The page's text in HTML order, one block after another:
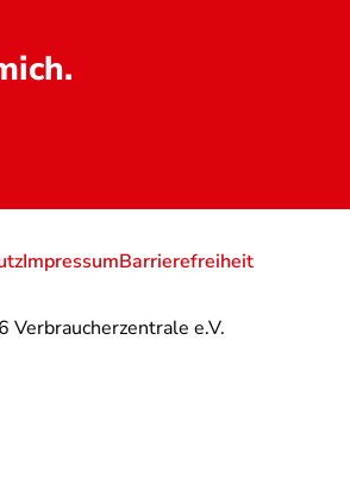
Verbraucherzentrale e.V.
ImpressumBarrierefreiheit